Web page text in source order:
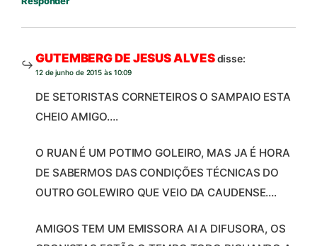
GUTEMBERG DE JESUS ALVESdisse:
12 de junho de 2015 às 10:09
DE SETORISTAS CORNETEIROS O SAMPAIO ESTA
CHEIO AMIGO….
O RUAN É UM POTIMO GOLEIRO, MAS JA É HORA
DE SABERMOS DAS CONDIÇÕES TÉCNICAS DO
OUTRO GOLEWIRO QUE VEIO DA CAUDENSE….
AMIGOS TEM UM EMISSORA AI A DIFUSORA, OS